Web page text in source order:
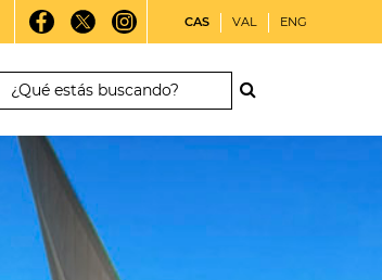
CAS VAL ENG